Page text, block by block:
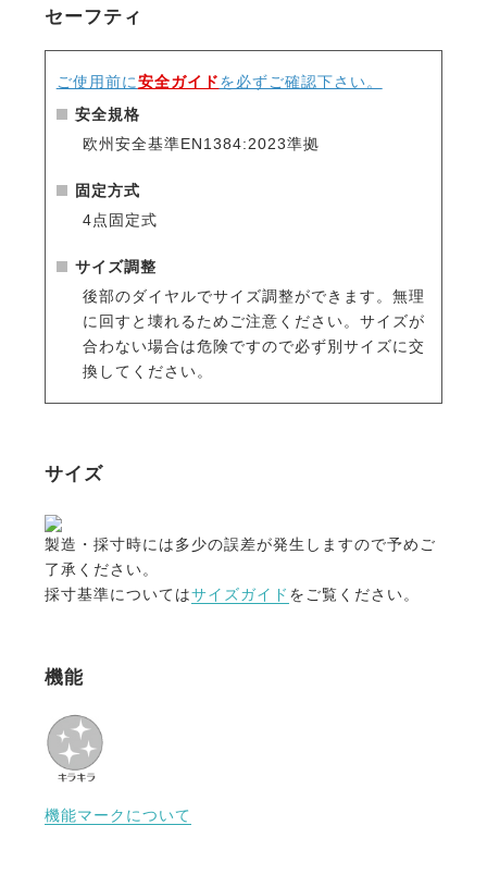
求めた乗馬ヘルメットの新安全基準VG1に適合。
内部には衝撃吸収性に優れた素材、高密度EPSを採
用。落馬や衝突などの事故から頭部を安全に保護しま
・高い通気性
循環をうながし、熱がこもりにくい設計です。
インナーのパッドは取り外して洗濯できるので、清潔
に保てます。
汚れや洗濯で傷んでも交換用パッドが別売りされてい
るので安心して長くお使い頂けます。
・長年培われた技術とノウハウ
長年培われた技術とノウハウが活かされたヘルメット
・丈夫な専用バッグ
収納や持ち運びに便利なEQULIBERTAロゴ入りの専
用バッグが付属。
【ERTとは】
ヘルメットの安全性と快適性を大幅に向上させる画期
セーフティ
ご使用前に安全ガイドを必ずご確認下さい。
安全規格
欧州安全基準EN1384:2023準拠
固定方式
4点固定式
サイズ調整
後部のダイヤルでサイズ調整ができます。無理
に回すと壊れるためご注意ください。サイズが
合わない場合は危険ですので必ず別サイズに交
換してください。
サイズ
製造・採寸時には多少の誤差が発生しますので予めご
了承ください。
採寸基準についてはサイズガイド をご覧ください。
機能
機能マークについて